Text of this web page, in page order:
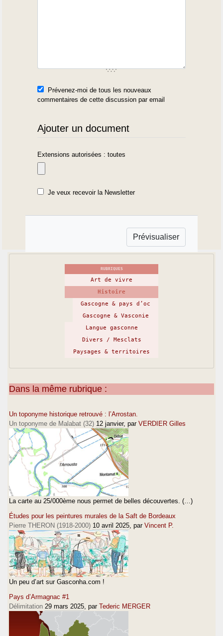
Prévenez-moi de tous les nouveaux
commentaires de cette discussion par email
Ajouter un document
Extensions autorisées : toutes
Je veux recevoir la Newsletter
RUBRIQUES
Art de vivre
Histoire
Gascogne & pays d’oc
Gascogne & Vasconie
Langue gasconne
Divers / Mesclats
Paysages & territoires
Dans la même rubrique :
Un toponyme historique retrouvé : l’Arrostan.
Un toponyme de Malabat (32) 12 janvier, par VERDIER Gilles
La carte au 25/000ème nous permet de belles découvertes. (…)
Études pour les peintures murales de la Saft de Bordeaux
Pierre THERON (1918-2000) 10 avril 2025 , par Vincent P.
Un peu d’art sur Gasconha.com !
Pays d’Armagnac #1
Délimitation 29 mars 2025 , par Tederic MERGER